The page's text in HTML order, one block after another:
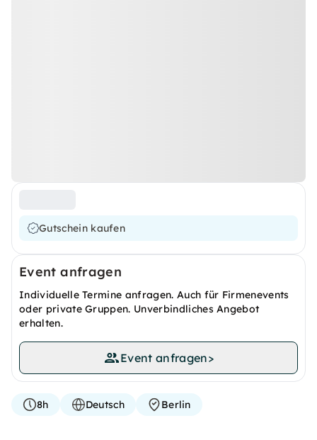
Gutschein kaufen
Event anfragen
Individuelle Termine anfragen. Auch für Firmenevents
oder private Gruppen. Unverbindliches Angebot
erhalten.
Event anfragen>
8h Deutsch Berlin